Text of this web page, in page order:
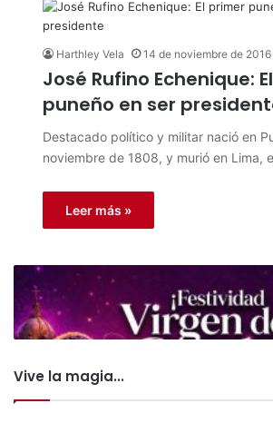
Harthley Vela 14 de noviembre de 2016
José Rufino Echenique:
puneño en ser
Destacado político y militar nació en
noviembre de 1808, y murió en Lima,
Leer más »
Vive la magia...